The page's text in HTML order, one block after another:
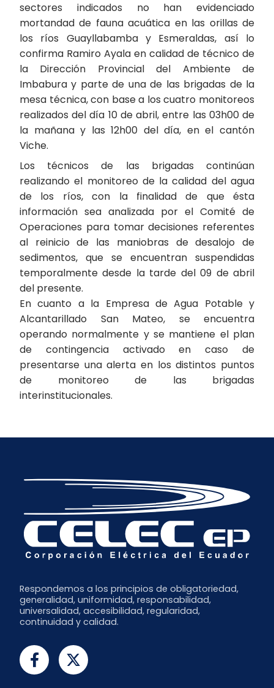
sectores indicados no han evidenciado
mortandad de fauna acuática en las orillas de
los ríos Guayllabamba y Esmeraldas, así lo
confirma Ramiro Ayala en calidad de técnico de
la Dirección Provincial del Ambiente de
Imbabura y parte de una de las brigadas de la
mesa técnica, con base a los cuatro monitoreos
realizados del día 10 de abril, entre las 03h00 de
la mañana y las 12h00 del día, en el cantón
Viche.
Los técnicos de las brigadas continúan
realizando el monitoreo de la calidad del agua
de los ríos, con la finalidad de que ésta
información sea analizada por el Comité de
Operaciones para tomar decisiones referentes
al reinicio de las maniobras de desalojo de
sedimentos, que se encuentran suspendidas
temporalmente desde la tarde del 09 de abril
del presente.
En cuanto a la Empresa de Agua Potable y
Alcantarillado San Mateo, se encuentra
operando normalmente y se mantiene el plan
de contingencia activado en caso de
presentarse una alerta en los distintos puntos
de monitoreo de las brigadas
interinstitucionales.
Respondemos a los principios de obligatoriedad,
generalidad, uniformidad, responsabilidad,
universalidad, accesibilidad, regularidad,
continuidad y calidad.